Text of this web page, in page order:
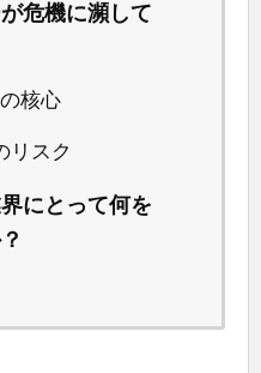
危機に瀕して
核心
リスク
にとって何を